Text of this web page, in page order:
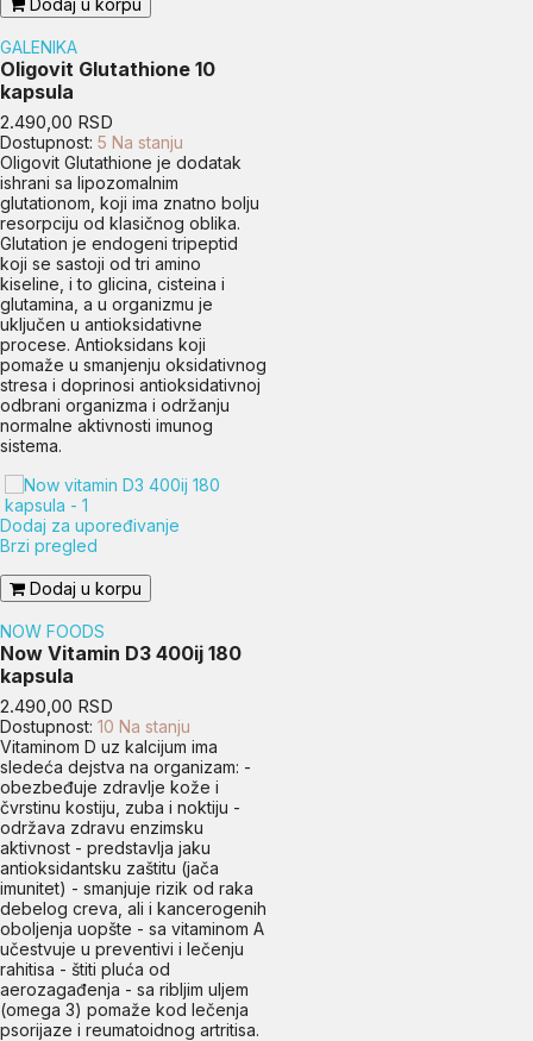
Dodaj u korpu
GALENIKA
Oligovit Glutathione 10
kapsula
Cena
2.490,00 RSD
Dostupnost: 5 Na stanju
Oligovit Glutathione je dodatak
ishrani sa lipozomalnim
glutationom, koji ima znatno bolju
resorpciju od klasičnog oblika.
Glutation je endogeni tripeptid
koji se sastoji od tri amino
kiseline, i to glicina, cisteina i
glutamina, a u organizmu je
uključen u antioksidativne
procese. Antioksidans koji
pomaže u smanjenju oksidativnog
stresa i doprinosi antioksidativnoj
odbrani organizma i održanju
normalne aktivnosti imunog
sistema.
Dodaj za upoređivanje
Brzi pregled
Dodaj u korpu
NOW FOODS
Now Vitamin D3 400ij 180
kapsula
Cena
2.490,00 RSD
Dostupnost: 10 Na stanju
Vitaminom D uz kalcijum ima
sledeća dejstva na organizam: -
obezbeđuje zdravlje kože i
čvrstinu kostiju, zuba i noktiju -
održava zdravu enzimsku
aktivnost - predstavlja jaku
antioksidantsku zaštitu (jača
imunitet) - smanjuje rizik od raka
debelog creva, ali i kancerogenih
oboljenja uopšte - sa vitaminom A
učestvuje u preventivi i lečenju
rahitisa - štiti pluća od
aerozagađenja - sa ribljim uljem
(omega 3) pomaže kod lečenja
psorijaze i reumatoidnog artritisa.